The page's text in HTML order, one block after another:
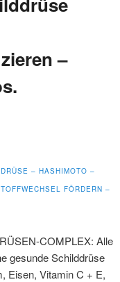
–
– HASHIMOTO –
FÖRDERN –
COMPLEX: Alle
gesunde Schilddrüse
Eisen, Vitamin C + E,